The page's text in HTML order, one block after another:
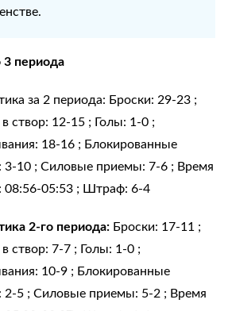
3 периода
за 2 периода: Броски: 29-23 ;
створ: 12-15 ; Голы: 1-0 ;
18-16 ; Блокированные
3-10 ; Силовые приемы: 7-6 ; Время
08:56-05:53 ; Штраф: 6-4
2-го периода: Броски: 17-11 ;
створ: 7-7 ; Голы: 1-0 ;
10-9 ; Блокированные
2-5 ; Силовые приемы: 5-2 ; Время